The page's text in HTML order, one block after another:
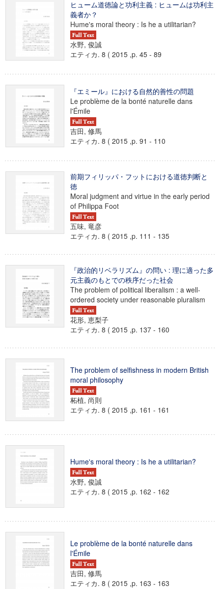
ヒューム道徳論と功利主義 : ヒュームは功利主
義者か？
Hume's moral theory : Is he a utilitarian?
水野, 俊誠
エティカ. 8 ( 2015 ,p. 45 - 89
『エミール』における自然的善性の問題
Le problème de la bonté naturelle dans
l'Émile
吉田, 修馬
エティカ. 8 ( 2015 ,p. 91 - 110
前期フィリッパ・フットにおける道徳判断と
徳
Moral judgment and virtue in the early period
of Philippa Foot
五味, 竜彦
エティカ. 8 ( 2015 ,p. 111 - 135
『政治的リベラリズム』の問い : 理に適った多
元主義のもとでの秩序だった社会
The problem of political liberalism : a well-
ordered society under reasonable pluralism
花形, 恵梨子
エティカ. 8 ( 2015 ,p. 137 - 160
The problem of selfishness in modern British
moral philosophy
柘植, 尚則
エティカ. 8 ( 2015 ,p. 161 - 161
Hume's moral theory : Is he a utilitarian?
水野, 俊誠
エティカ. 8 ( 2015 ,p. 162 - 162
Le problème de la bonté naturelle dans
l'Émile
吉田, 修馬
エティカ. 8 ( 2015 ,p. 163 - 163